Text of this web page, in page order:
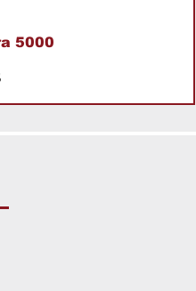
5000